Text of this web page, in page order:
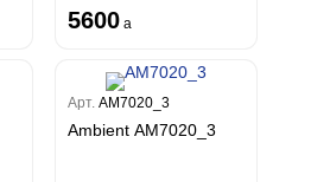
5600 a
Арт. AM7020_3
Ambient AM7020_3